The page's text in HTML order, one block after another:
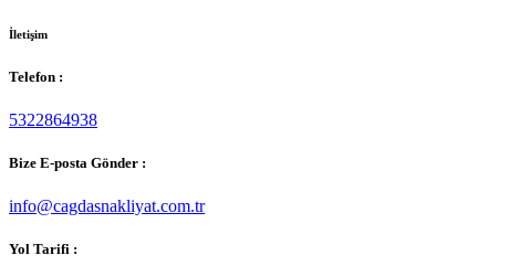
İletişim
Telefon :
5322864938
Bize E-posta Gönder :
info@cagdasnakliyat.com.tr
Yol Tarifi :